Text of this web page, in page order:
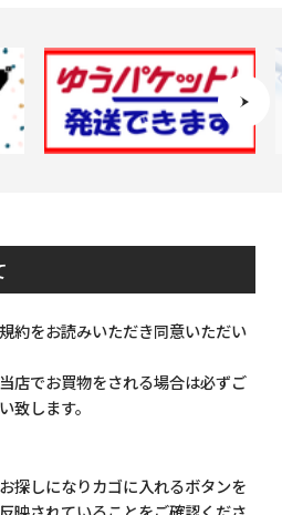
約をお読みいただき同意いただい
店でお買物をされる場合は必ずご
致します。
探しになりカゴに入れるボタンを